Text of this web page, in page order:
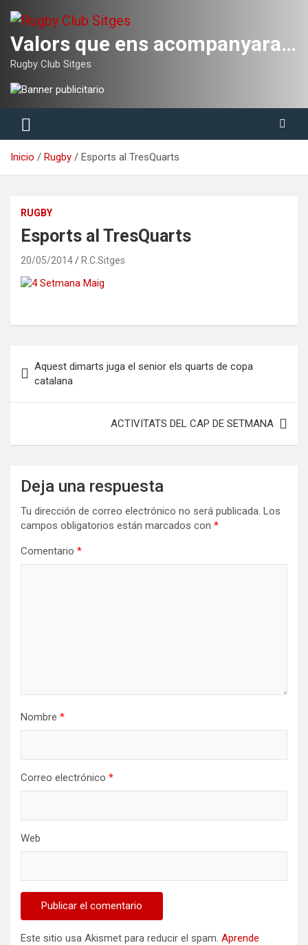
contenido
Valors que ens acompanyaran tota la vida
Rugby Club Sitges
Inicio Rugby Esports al TresQuarts
RUGBY
Esports al TresQuarts
20/05/2014 R.C.Sitges
de
entradas
Aquest dimarts juga el senior els quarts de copa
catalana
ACTIVITATS DEL CAP DE SETMANA
Deja una respuesta
Tu dirección de correo electrónico no será publicada. Los
campos obligatorios están marcados con *
Comentario *
Nombre *
Correo electrónico *
Web
Este sitio usa Akismet para reducir el spam. Aprende